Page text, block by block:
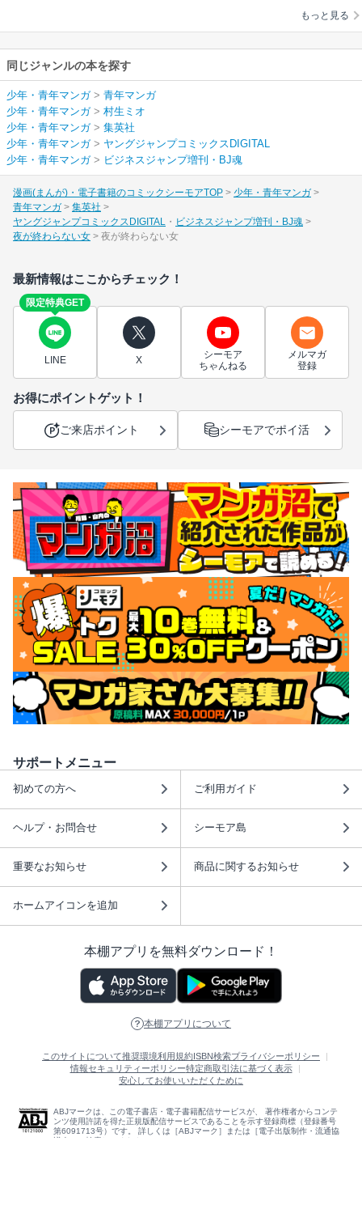
もっと見る
同じジャンルの本を探す
少年・青年マンガ> 青年マンガ
少年・青年マンガ> 村生ミオ
少年・青年マンガ> 集英社
少年・青年マンガ> ヤングジャンプコミックスDIGITAL
少年・青年マンガ> ビジネスジャンプ増刊・BJ魂
漫画(まんが)・電子書籍のコミックシーモアTOP
少年・青年マンガ
青年マンガ
集英社
ヤングジャンプコミックスDIGITAL
ビジネスジャンプ増刊・BJ魂
夜が終わらない女
夜が終わらない女
最新情報はここからチェック！
限定特典GET
LINE X
シーモア
ちゃんねる
メルマガ
登録
お得にポイントゲット！
ご来店ポイント シーモアでポイ活
サポートメニュー
初めての方へ ご利用ガイド
ヘルプ・お問合せ シーモア島
重要なお知らせ 商品に関するお知らせ
ホームアイコンを追加
本棚アプリを無料ダウンロード！
本棚アプリについて
このサイトについて推奨環境利用規約ISBN検索プライバシーポリシー
情報セキュリティーポリシー特定商取引法に基づく表示
安心してお使いいただくために
ABJマークは、この電子書店・電子書籍配信サービスが、 著作権者からコンテ
ンツ使用許諾を得た正規版配信サービスであることを示す登録商標（登録番号
第6091713号）です。 詳しくは［ABJマーク］または［電子出版制作・流通協
議会］で検索してください。